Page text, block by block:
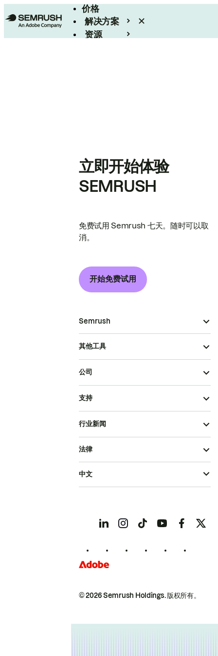
价格
解决方案
资源
立即开始体验
SEMRUSH
免费试用 Semrush 七天。随时可以取
消。
开始免费试用
Semrush
其他工具
公司
支持
行业新闻
© 2026 Semrush Holdings.版权所有。
法律
中文